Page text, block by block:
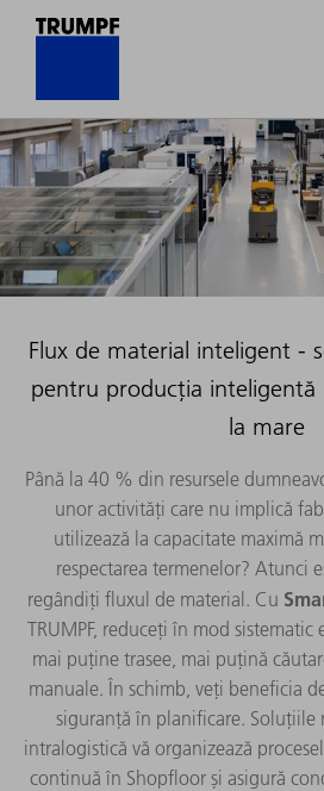
Flux de material inteligent -
pentru producția inteligentă
la mare
Până la 40 % din resursele
unor activități care nu implică
utilizează la capacitate maximă
respectarea termenelor? Atunci
regândiți fluxul de material. Cu
TRUMPF, reduceți în mod
mai puține trasee, mai puțină
manuale. În schimb, veți beneficia
siguranță în planificare. Soluțiile
intralogistică vă organizează
continuă în Shopfloor și asigură